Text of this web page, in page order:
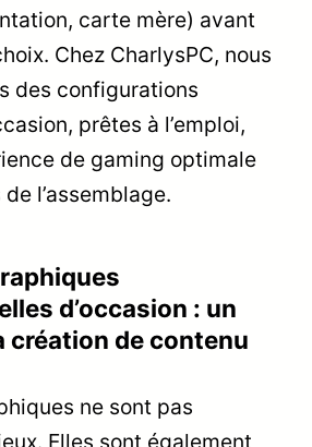
carte mère) avant
Chez CharlysPC, nous
des configurations
prêtes à l’emploi,
de gaming optimale
l’assemblage.
d’occasion : un
création de contenu
ne sont pas